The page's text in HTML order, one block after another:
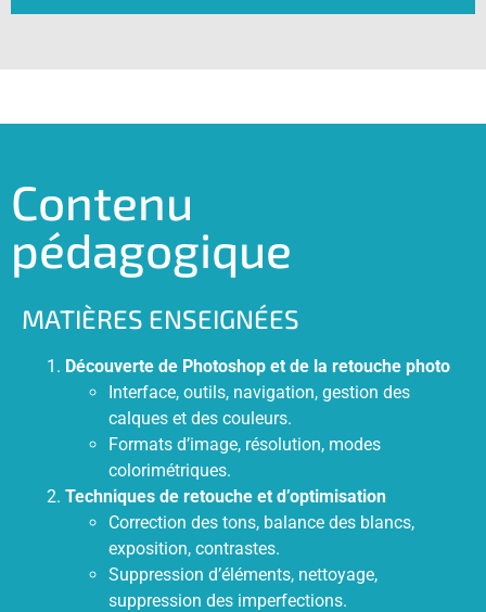
Contenu
pédagogique
MATIÈRES ENSEIGNÉES
Découverte de Photoshop et de la retouche photo
Interface, outils, navigation, gestion des
calques et des couleurs.
Formats d’image, résolution, modes
colorimétriques.
Techniques de retouche et d’optimisation
Correction des tons, balance des blancs,
exposition, contrastes.
Suppression d’éléments, nettoyage,
suppression des imperfections.